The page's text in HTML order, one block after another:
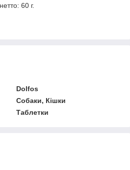
60 г.
Dolfos
Собаки, Кішки
Таблетки